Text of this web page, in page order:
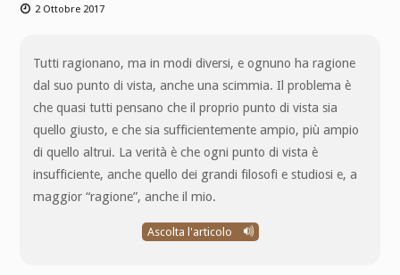
2 Ottobre 2017
Tutti ragionano, ma in modi diversi, e ognuno ha ragione
dal suo punto di vista, anche una scimmia. Il problema è
che quasi tutti pensano che il proprio punto di vista sia
quello giusto, e che sia sufficientemente ampio, più ampio
di quello altrui. La verità è che ogni punto di vista è
insufficiente, anche quello dei grandi filosofi e studiosi e, a
maggior “ragione”, anche il mio.
Ascolta l'articolo